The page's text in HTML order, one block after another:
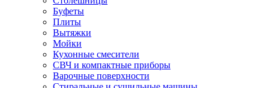
Буфеты
Плиты
Вытяжки
Мойки
Кухонные смесители
СВЧ и компактные приборы
Варочные поверхности